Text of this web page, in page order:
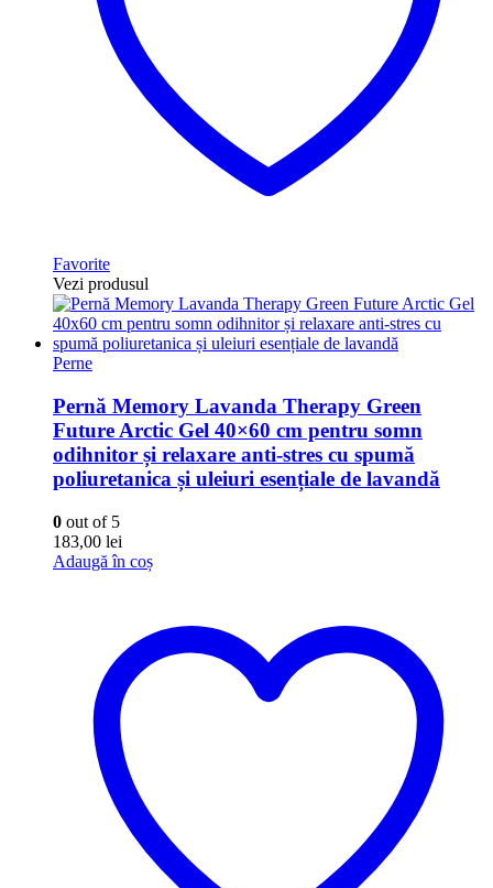
Favorite
Vezi produsul
Perne
Pernă Memory Lavanda Therapy Green
Future Arctic Gel 40×60 cm pentru somn
odihnitor și relaxare anti-stres cu spumă
poliuretanica și uleiuri esențiale de lavandă
0 out of 5
183,00 lei
Adaugă în coș